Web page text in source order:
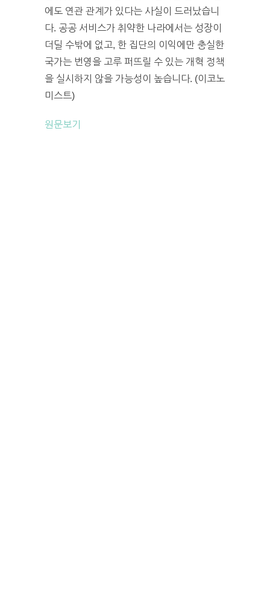
에도 연관 관계가 있다는 사실이 드러났습니
다. 공공 서비스가 취약한 나라에서는 성장이
더딜 수밖에 없고, 한 집단의 이익에만 충실한
국가는 번영을 고루 퍼뜨릴 수 있는 개혁 정책
을 실시하지 않을 가능성이 높습니다. (이코노
미스트)
원문보기